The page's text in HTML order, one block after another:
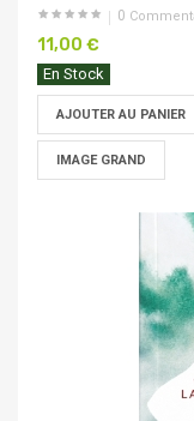
0
11,00 €
En Stock
AJOUTER AU PANIER
IMAGE GRAND